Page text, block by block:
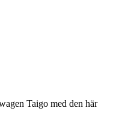
Taigo med den här